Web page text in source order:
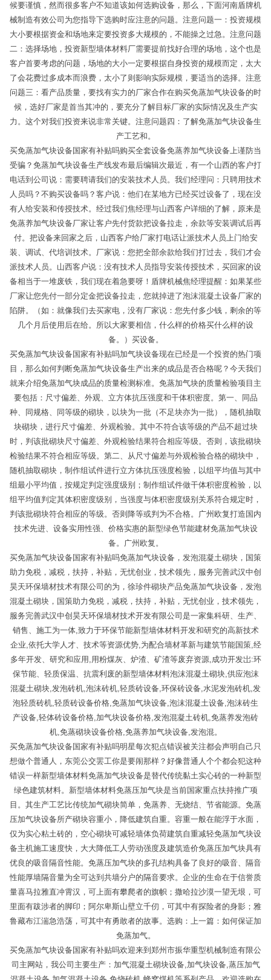
候要谨慎，然而很多客户不知道该如何选购设备，那么，下面河南盾牌机
械制造有效公司为您指导下选购时应注意的问题。注意问题一：投资规模
大小要根据资金和场地来定要投资多大规模的，不能操之过急。注意问题
二：选择场地，投资新型墙体材料厂需要提前找好合理的场地，这个也是
客户首要考虑的问题，场地的大小一定要根据自身投资的规模而定，太大
了会花费过多成本而浪费，太小了则影响实际规模，要适当的选择。注意
问题三：看产品质量，要找有实力的厂家合作在购买免蒸加气块设备的时
候，选好厂家是首当其冲的，要充分了解目标厂家的实际情况及生产实
力。这个对我们投资来说非常关键。注意问题四：了解免蒸加气块设备生
产工艺和。
买免蒸加气块设备国家有补贴吗购买全套设备免蒸养加气块设备上谨防当
受骗？免蒸加气块设备生产线发布最后编辑次最近，有一个山西的客户打
电话到公司说：需要聘请我们的安装技术人员。我们经理问：只聘用技术
人员吗？不购买设备吗？客户说：他们在某地方已经买过设备了，现在没
有人给安装和传授技术。经过我们焦经理与山西客户详细的了解，原来是
免蒸养加气块设备厂家让客户先付货款把设备拉走，余款等安装调试后再
付。把设备来回家之后，山西客户给厂家打电话让派技术人员上门给安
装、调试、代培训技术。厂家说：您把全部余款给我们打过去，我们才会
派技术人员。山西客户说：没有技术人员指导安装传授技术，买回家的设
备相当于一堆废铁，我们现在着急要呀！盾牌机械焦经理提醒：如果某些
厂家让您先付一部分定金把设备拉走，您就掉进了泡沫混凝土设备厂家的
陷阱。（如：就像我们去买家电，没有厂家说：您先付多少钱，剩余的等
几个月后使用后在给。所以大家要相信，什么样的价格买什么样的设
备。）买设备。
买免蒸加气块设备国家有补贴吗加气块设备现在已经是一个投资的热门项
目，那么如何判断免蒸加气块设备生产出来的成品是否合格呢？今天我们
就来介绍免蒸加气块成品的质量检测标准。免蒸加气块的质量检验项目主
要包括：尺寸偏差、外观、立方体抗压强度和干体积密度。第一、同品
种、同规格、同等级的砌块，以块为一批（不足块亦为一批），随机抽取
块砌块，进行尺寸偏差、外观检验。其中不符合该等级的产品不超过块
时，判该批砌块尺寸偏差、外观检验结果符合相应等级。否则，该批砌块
检验结果不符合相应等级。第二、从尺寸偏差与外观检验合格的砌块中，
随机抽取砌块，制作组试件进行立方体抗压强度检验，以组平均值与其中
组最小平均值，按规定判定强度级别；制作组试件做干体积密度检验，以
组平均值判定其体积密度级别，当强度与体积密度级别关系符合规定时，
判该批砌块符合相应的等级。否则降等或判为不合格。广州欧复打造国内
技术先进、设备实用性强、价格实惠的新型绿色节能建材免蒸加气块设
备。广州欧复。
买免蒸加气块设备国家有补贴吗免蒸加气块设备，发泡混凝土砌块，国策
助力免税，减税，扶持，补贴，无忧创业，技术领先，服务完善武汉中创
昊天环保墙材技术有限公司的为，徐珍件砌块产品免蒸加气块设备，发泡
混凝土砌块，国策助力免税，减税，扶持，补贴，无忧创业，技术领先，
服务完善武汉中创昊天环保墙材技术开发有限公司是一家集科研、生产、
销售、施工为一体,致力于环保节能新型墙体材料开发和研究的高新技术
企业,依托大学人才、技术等资源优势,为配合墙材革新与建筑节能国策,经
多年开发、研究和应用,用粉煤灰、炉渣、矿渣等废弃资源,成功开发岀:环
保节能、轻质保温、抗震利废的新型墙体材料泡沫混凝土砌块,供应泡沫
混凝土砌块,发泡砖机,泡沫砖机,轻质砖设备,环保砖设备,水泥发泡砖机,发
泡轻质砖机,轻质砖设备价格,免蒸加气块设备,泡沫混凝土设备,泡沫砖生
产设备,轻体砖设备价格,加气块设备价格,发泡混凝土砖机,免蒸养发泡砖
机,免蒸砌块设备价格,免蒸养加气块设备,发泡混。
买免蒸加气块设备国家有补贴吗明星每次犯点错误被关注都会声明自己只
想做个普通人，东莞公交罢工你是要闹那样？好像普通人个个都会犯这种
错误一样新型墙体材料免蒸加气块设备是替代传统黏土实心砖的一种新型
绿色建筑材料。新型墙体材料免蒸压加气块是当前国家重点扶持推广项
目。其生产工艺比传统加气砌块简单，免蒸养、无烧结、节省能源。免蒸
压加气块设备所产砌块容重小，降低建筑自重。容重一般在能浮于水面，
仅为实心粘土砖的，空心砌块可减轻墙体负荷建筑自重减轻免蒸加气块设
备主机施工速度快，大大降低工人劳动强度及建筑造价免蒸压加气块具有
优良的吸音隔音性能。免蒸压加气块的多孔结构具备了良好的吸音、隔音
性能厚墙隔音量为全可达到共墙分户的隔音要求。企业的生命在于信誉质
量喜马拉雅直冲霄汉，可上面有攀爬者的旗帜；撒哈拉沙漠一望无垠，可
里面有跋涉者的脚印；阿尔卑斯山壁立千仞，可其中有探险者的身影；雅
鲁藏布江湍急浩荡，可其中有勇敢者的故事。选购：上一篇：如何保证加
免蒸加气。
买免蒸加气块设备国家有补贴吗欢迎来到郑州市振华重型机械制造有限公
司主网站，我公司主要生产：加气混凝土砌块设备,加气块设备,蒸压加气